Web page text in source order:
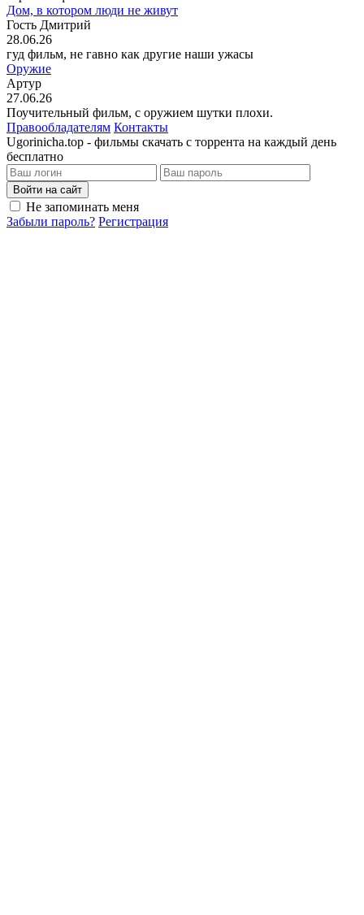
Дом, в котором люди не живут
Гость Дмитрий
28.06.26
гуд фильм, не гавно как другие наши ужасы
Оружие
Артур
27.06.26
Поучительный фильм, с оружием шутки плохи.
Правообладателям Контакты
Ugorinicha.top - фильмы скачать с торрента на каждый день
бесплатно
Войти на сайт
Не запоминать меня
Забыли пароль? Регистрация